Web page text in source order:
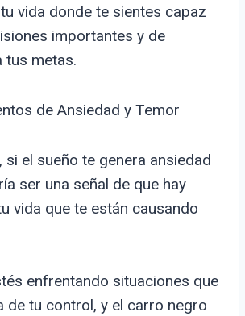
vida donde te sientes capaz
importantes y de
tus metas.
de Ansiedad y Temor
si el sueño te genera ansiedad
ser una señal de que hay
vida que te están causando
enfrentando situaciones que
de tu control, y el carro negro